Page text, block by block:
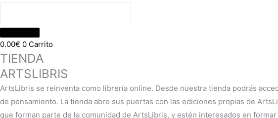
0.00€ 0 Carrito
TIENDA
ARTSLIBRIS
ArtsLibris se reinventa como librería online. Desde nuestra tienda podrás
de pensamiento. La tienda abre sus puertas con las ediciones propias de
que forman parte de la comunidad de ArtsLibris, y estén interesados en